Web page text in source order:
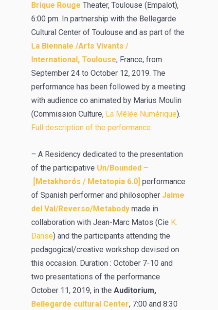
Brique Rouge Theater, Toulouse (Empalot),
6:00 pm. In partnership with the Bellegarde
Cultural Center of Toulouse and as part of the
La Biennale /Arts Vivants /
International, Toulouse, France, from
September 24 to October 12, 2019. The
performance has been followed by a meeting
with audience co animated by Marius Moulin
(Commission Culture, La Mêlée Numérique).
Full description of the performance.
– A Residency dedicated to the presentation
of the participative Un/Bounded –
[Metakhorós / Metatopia 6.0] performance
of Spanish performer and philosopher Jaime
del Val/Reverso/Metabody made in
collaboration with Jean-Marc Matos (Cie K.
Danse) and the participants attending the
pedagogical/creative workshop devised on
this occasion. Duration : October 7-10 and
two presentations of the performance
October 11, 2019, in the Auditorium,
Bellegarde cultural Center, 7:00 and 8:30